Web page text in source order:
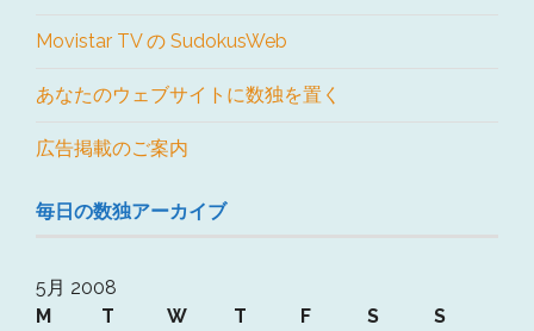
Movistar TV の SudokusWeb
あなたのウェブサイトに数独を置く
広告掲載のご案内
毎日の数独アーカイブ
5月 2008
M
T W T F S
S